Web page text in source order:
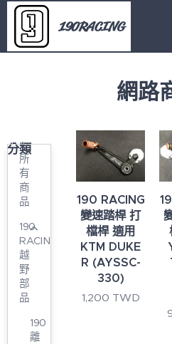
190RACING
網路
分類
所
有
商
品
190
RACING
越
野
部
品
190
離
190 RACING
變速踏桿 打
檔桿 適用
KTM DUKE
R (AYSSC-
330)
1,200 TWD